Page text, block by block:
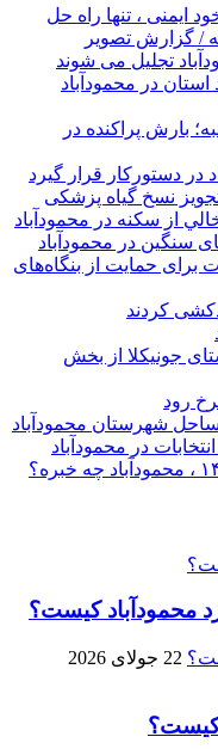
ایمنی ، تنها راه حل
/ گزارش تصویر
تجلیل می شوند
در محمودآباد
بارش پراکنده در
در دستورکار قرار گیرد
نسخ گیاه پزشکی
از سکنه در محمودآباد
سنگین در محمودآباد
برای حمایت از بنگاه‌های
جونیکلا از بخش
رود
شهرستان محمودآباد
در محمودآباد
محمودآباد کیست؟
22 جولای 2026
کیست؟